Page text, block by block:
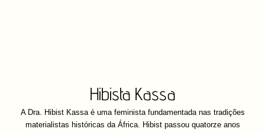
Hibista Kassa
A Dra. Hibist Kassa é uma feminista fundamentada nas tradições
materialistas históricas da África. Hibist passou quatorze anos